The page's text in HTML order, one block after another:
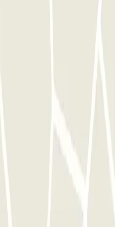
entrare e uscire dal